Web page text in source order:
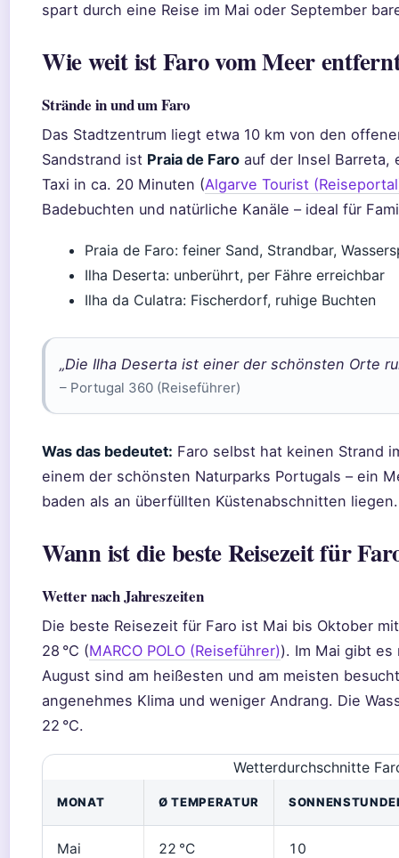
spart durch eine Reise im Mai oder September
Wie weit ist Faro vom Meer
Strände in und um Faro
Das Stadtzentrum liegt etwa 10 km von den
Sandstrand ist Praia de Faro auf der Insel Barreta,
Taxi in ca. 20 Minuten (Algarve Tourist
Badebuchten und natürliche Kanäle – ideal für
Praia de Faro: feiner Sand, Strandbar,
Ilha Deserta: unberührt, per Fähre erreichbar
Ilha da Culatra: Fischerdorf, ruhige Buchten
„Die Ilha Deserta ist einer der schönsten Orte
– Portugal 360 (Reiseführer)
Was das bedeutet: Faro selbst hat keinen Strand
einem der schönsten Naturparks Portugals – ein
baden als an überfüllten Küstenabschnitten liegen.
Wann ist die beste Reisezeit für
Wetter nach Jahreszeiten
Die beste Reisezeit für Faro ist Mai bis Oktober
28 °C (MARCO POLO (Reiseführer)). Im Mai gibt es
August sind am heißesten und am meisten
angenehmes Klima und weniger Andrang. Die
22 °C.
Wetterdurchschnitte
MONAT Ø TEMPERATUR
Mai 22 °C 10